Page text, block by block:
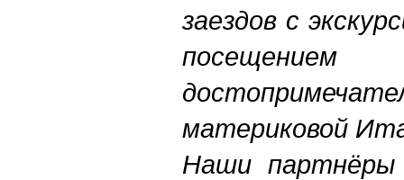
заездов с
материковой
Наши партнёры